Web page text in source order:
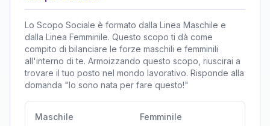
Lo Scopo Sociale è formato dalla Linea Maschile e
dalla Linea Femminile. Questo scopo ti dà come
compito di bilanciare le forze maschili e femminili
all'interno di te. Armoizzando questo scopo, riuscirai a
trovare il tuo posto nel mondo lavorativo. Risponde alla
domanda "Io sono nata per fare questo!"
Maschile Femminile